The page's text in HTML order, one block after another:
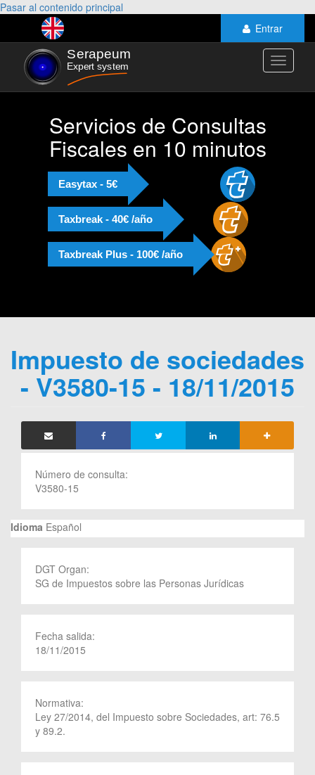
Pasar al contenido principal
Entrar
Toggle
Servicios de Consultas
Fiscales en 10 minutos
Easytax - 5€
Taxbreak - 40€ /año
Taxbreak Plus - 100€ /año
Impuesto de sociedades
- V3580-15 - 18/11/2015
Número de consulta:
V3580-15
Idioma Español
DGT Organ:
SG de Impuestos sobre las Personas Jurídicas
Fecha salida:
18/11/2015
Normativa:
Ley 27/2014, del Impuesto sobre Sociedades, art: 76.5
y 89.2.